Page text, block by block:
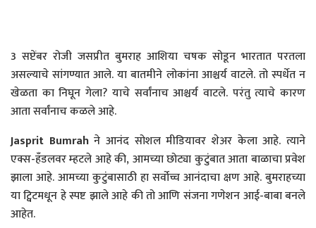
3 सप्टेंबर रोजी जसप्रीत बुमराह आशिया चषक सोडून भारतात परतला
असल्याचे सांगण्यात आले. या बातमीने लोकांना आश्चर्य वाटले. तो स्पर्धेत न
खेळता का निघून गेला? याचे सर्वांनाच आश्चर्य वाटले. परंतु त्याचे कारण
आता सर्वांनाच कळले आहे.
Jasprit Bumrahने आनंद सोशल मीडियावर शेअर केला आहे. त्याने
एक्स-हँडलवर म्हटले आहे की, आमच्या छोट्या कुटुंबात आता बाळाचा प्रवेश
झाला आहे. आमच्या कुटुंबासाठी हा सर्वोच्च आनंदाचा क्षण आहे. बुमराहच्या
या ट्विटमधून हे स्पष्ट झाले आहे की तो आणि संजना गणेशन आई-बाबा बनले
आहेत.